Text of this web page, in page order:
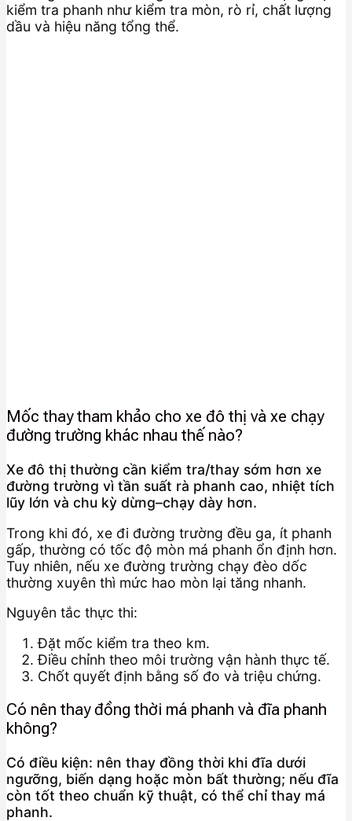
kiểm tra phanh như kiểm tra mòn, rò rỉ, chất lượng
dầu và hiệu năng tổng thể.
Mốc thay tham khảo cho xe đô thị và xe chạy
đường trường khác nhau thế nào?
Xe đô thị thường cần kiểm tra/thay sớm hơn xe
đường trường vì tần suất rà phanh cao, nhiệt tích
lũy lớn và chu kỳ dừng–chạy dày hơn.
Trong khi đó, xe đi đường trường đều ga, ít phanh
gấp, thường có tốc độ mòn má phanh ổn định hơn.
Tuy nhiên, nếu xe đường trường chạy đèo dốc
thường xuyên thì mức hao mòn lại tăng nhanh.
Nguyên tắc thực thi:
Đặt mốc kiểm tra theo km.
Điều chỉnh theo môi trường vận hành thực tế.
Chốt quyết định bằng số đo và triệu chứng.
Có nên thay đồng thời má phanh và đĩa phanh
không?
Có điều kiện: nên thay đồng thời khi đĩa dưới
ngưỡng, biến dạng hoặc mòn bất thường; nếu đĩa
còn tốt theo chuẩn kỹ thuật, có thể chỉ thay má
phanh.